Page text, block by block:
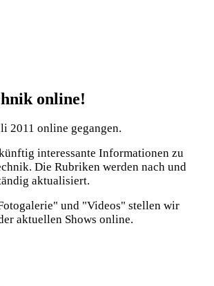
online!
2011 online gegangen.
interessante Informationen zu
Die Rubriken werden nach und
aktualisiert.
und "Videos" stellen wir
aktuellen Shows online.